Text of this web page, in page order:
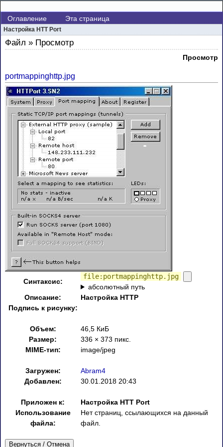
Оглавление Эта страница
Настройка HTT Port
Файл » Просмотр
Просмотр
portmappinghttp.jpg
Синтаксис:
file:portmappinghttp.jpg
абсолютный путь
Описание:
Настройка HTTP
Подпись к рисунку:
Объем:
46,5 КиБ
Размер:
336 × 373 пикс.
MIME-тип:
image/jpeg
Загружен:
Abram4
Добавлен:
30.01.2018 20:43
Приложен к:
Настройка HTT Port
Использование
файла:
Нет страниц, ссылающихся на данный
файл.
Вернуться / Отмена